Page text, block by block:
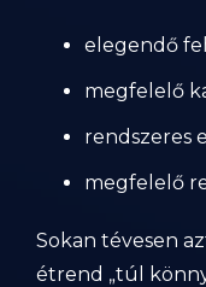
elegendő
megfelelő
rendszeres
megfelelő
Sokan tévesen
étrend „túl